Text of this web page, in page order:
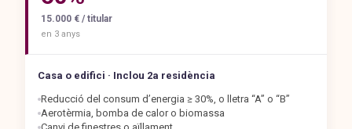
15.000 € / titular
en 3 anys
Casa o edifici · Inclou 2a residència
Reducció del consum d’energia ≥ 30%, o lletra “A” o “B”
Aerotèrmia, bomba de calor o biomassa